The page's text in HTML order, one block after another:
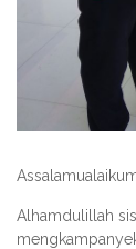
Alhamdulillah